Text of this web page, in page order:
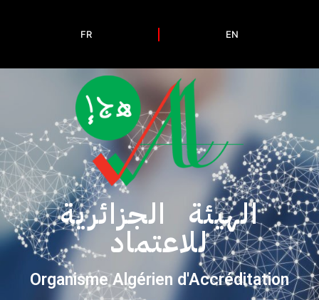
FR EN
الهيئة الجزائرية
للاعتماد
Organisme Algérien d'Accréditation